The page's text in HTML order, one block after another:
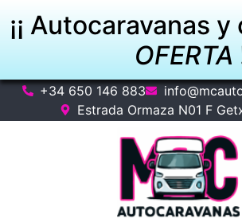
¡¡ Autocaravanas
OFERTA
VER OFERTAS
+34 650 146 883
Estrada Ormaza N01 F